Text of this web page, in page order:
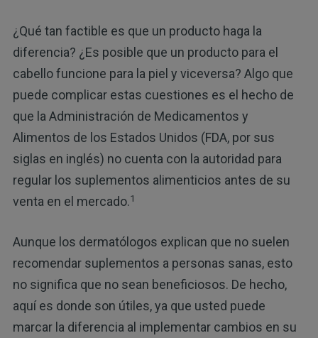
¿Qué tan factible es que un producto haga la
diferencia? ¿Es posible que un producto para el
cabello funcione para la piel y viceversa? Algo que
puede complicar estas cuestiones es el hecho de
que la Administración de Medicamentos y
Alimentos de los Estados Unidos (FDA, por sus
siglas en inglés) no cuenta con la autoridad para
regular los suplementos alimenticios antes de su
venta en el mercado.1
Aunque los dermatólogos explican que no suelen
recomendar suplementos a personas sanas, esto
no significa que no sean beneficiosos. De hecho,
aquí es donde son útiles, ya que usted puede
marcar la diferencia al implementar cambios en su